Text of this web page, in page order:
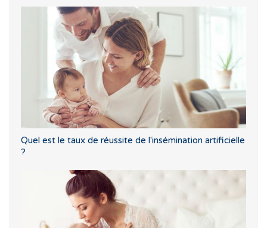
Quel est le taux de réussite de l'insémination artificielle
?